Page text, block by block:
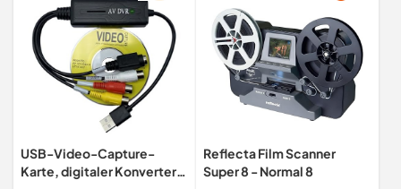
USB-Video-Capture-
Karte, digitaler Konverter,
Reflecta Film Scanner
Super 8 - Normal 8